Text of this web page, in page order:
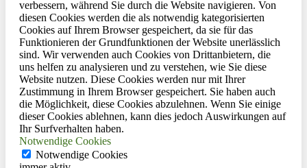
verbessern, während Sie durch die Website navigieren. Von
diesen Cookies werden die als notwendig kategorisierten
Cookies auf Ihrem Browser gespeichert, da sie für das
Funktionieren der Grundfunktionen der Website unerlässlich
sind. Wir verwenden auch Cookies von Drittanbietern, die
uns helfen zu analysieren und zu verstehen, wie Sie diese
Website nutzen. Diese Cookies werden nur mit Ihrer
Zustimmung in Ihrem Browser gespeichert. Sie haben auch
die Möglichkeit, diese Cookies abzulehnen. Wenn Sie einige
dieser Cookies ablehnen, kann dies jedoch Auswirkungen auf
Ihr Surfverhalten haben.
Notwendige Cookies
Notwendige Cookies